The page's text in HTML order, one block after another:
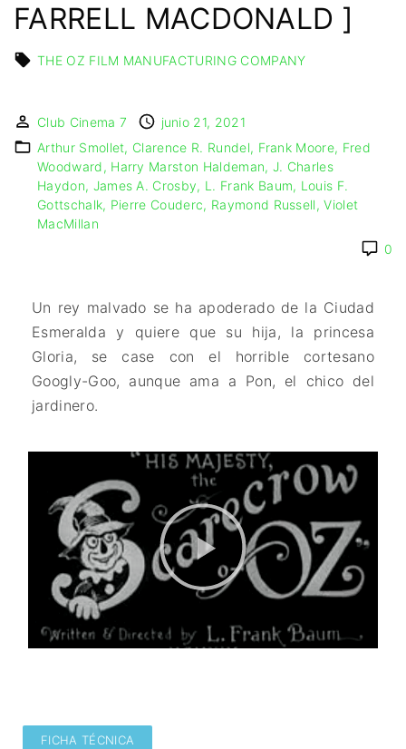
COMEDIA
ÉPICO / MITOLÓGICO
FANTÁSTICO
MUSICAL
TERROR
WESTERN / CHAMBARA
MÉXICO
BÉLGICA
DINAMARCA
ESPAÑA
PAISES BAJOS
REINO UNIDO
SERBIA​
SERVICIOS DE
DISEÑO WEB
TARJETA
DIGITAL
FARRELL MACDONALD ]
THE OZ FILM MANUFACTURING COMPANY
Club Cinema 7
junio 21, 2021
Arthur Smollet Clarence R. Rundel Frank Moore Fred
Woodward
Harry Marston Haldeman J. Charles
Haydon James A. Crosby L. Frank Baum
Louis F.
Gottschalk Pierre Couderc Raymond Russell
Violet
MacMillan
0
Un rey malvado se ha apoderado de la Ciudad
Esmeralda y quiere que su hija, la princesa
Gloria, se case con el horrible cortesano
Googly-Goo, aunque ama a Pon, el chico del
jardinero.
FICHA TÉCNICA